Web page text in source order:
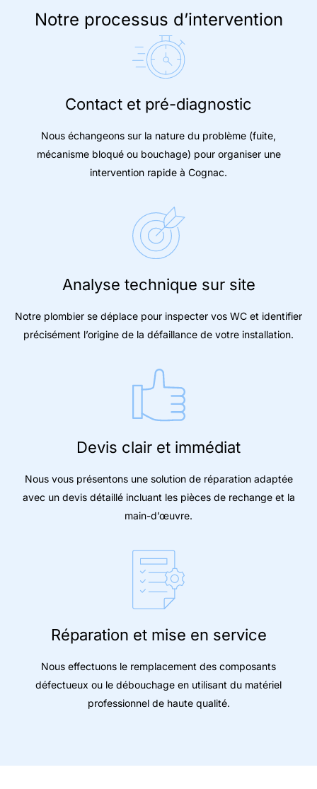
Notre processus d’intervention
Contact et pré-diagnostic
Nous échangeons sur la nature du problème (fuite,
mécanisme bloqué ou bouchage) pour organiser une
intervention rapide à Cognac.
Analyse technique sur site
Notre plombier se déplace pour inspecter vos WC et identifier
précisément l’origine de la défaillance de votre installation.
Devis clair et immédiat
Nous vous présentons une solution de réparation adaptée
avec un devis détaillé incluant les pièces de rechange et la
main-d’œuvre.
Réparation et mise en service
Nous effectuons le remplacement des composants
défectueux ou le débouchage en utilisant du matériel
professionnel de haute qualité.